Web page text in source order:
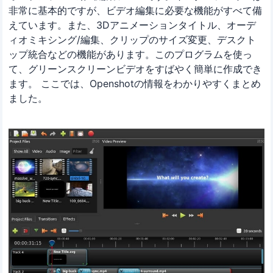
非常に基本的ですが、ビデオ編集に必要な機能がすべて備
えています。また、3Dアニメーションタイトル、オーデ
ィオミキシング/編集、クリップのサイズ変更、デスクト
ップ統合などの機能があります。このプログラムを使っ
て、グリーンスクリーンビデオをすばやく簡単に作成でき
ます。 ここでは、Openshotの情報をわかりやすくまとめ
ました。